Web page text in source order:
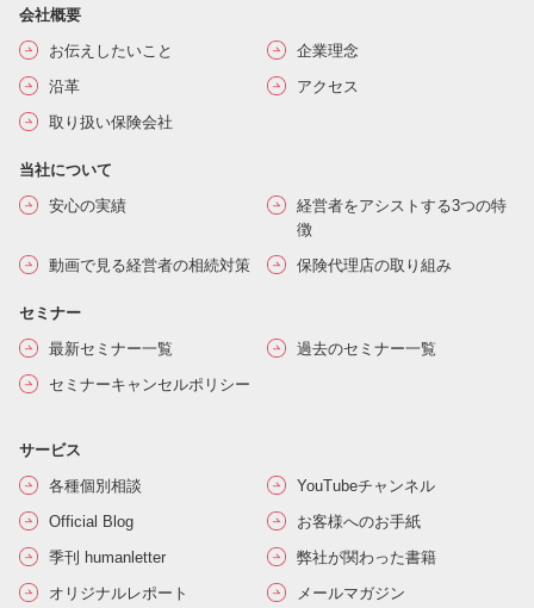
会社概要
お伝えしたいこと
企業理念
沿革
アクセス
取り扱い保険会社
当社について
安心の実績
経営者をアシストする3つの特
徴
動画で見る経営者の相続対策
保険代理店の取り組み
セミナー
最新セミナー一覧
過去のセミナー一覧
セミナーキャンセルポリシー
サービス
各種個別相談
YouTubeチャンネル
Official Blog
お客様へのお手紙
季刊 humanletter
弊社が関わった書籍
オリジナルレポート
メールマガジン